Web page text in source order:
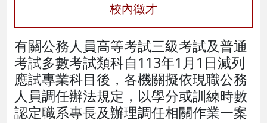
校內徵才
有關公務人員高等考試三級考試及普通
考試多數考試類科自113年1月1日減列
應試專業科目後，各機關擬依現職公務
人員調任辦法規定，以學分或訓練時數
認定職系專長及辦理調任相關作業一案